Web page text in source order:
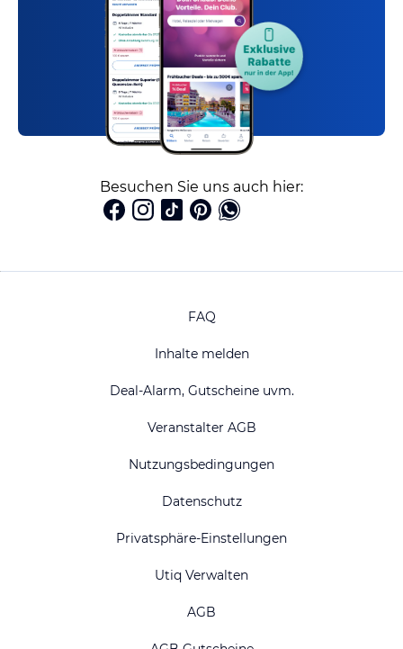
Besuchen Sie uns auch hier:
FAQ
Inhalte melden
Deal-Alarm, Gutscheine uvm.
Veranstalter AGB
Nutzungsbedingungen
Datenschutz
Privatsphäre-Einstellungen
Utiq Verwalten
AGB